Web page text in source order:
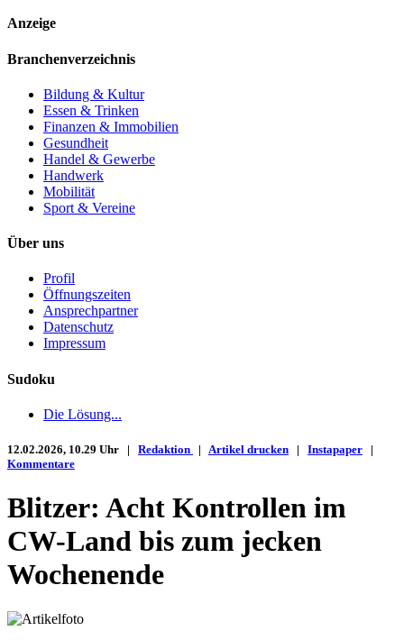
Anzeige
Branchenverzeichnis
Bildung & Kultur
Essen & Trinken
Finanzen & Immobilien
Gesundheit
Handel & Gewerbe
Handwerk
Mobilität
Sport & Vereine
Über uns
Profil
Öffnungszeiten
Ansprechpartner
Datenschutz
Impressum
Sudoku
Die Lösung...
12.02.2026, 10.29 Uhr | Redaktion | Artikel drucken | Instapaper |
Kommentare
Blitzer: Acht Kontrollen im
CW-Land bis zum jecken
Wochenende